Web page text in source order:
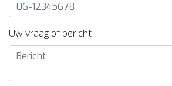
Uw vraag of bericht